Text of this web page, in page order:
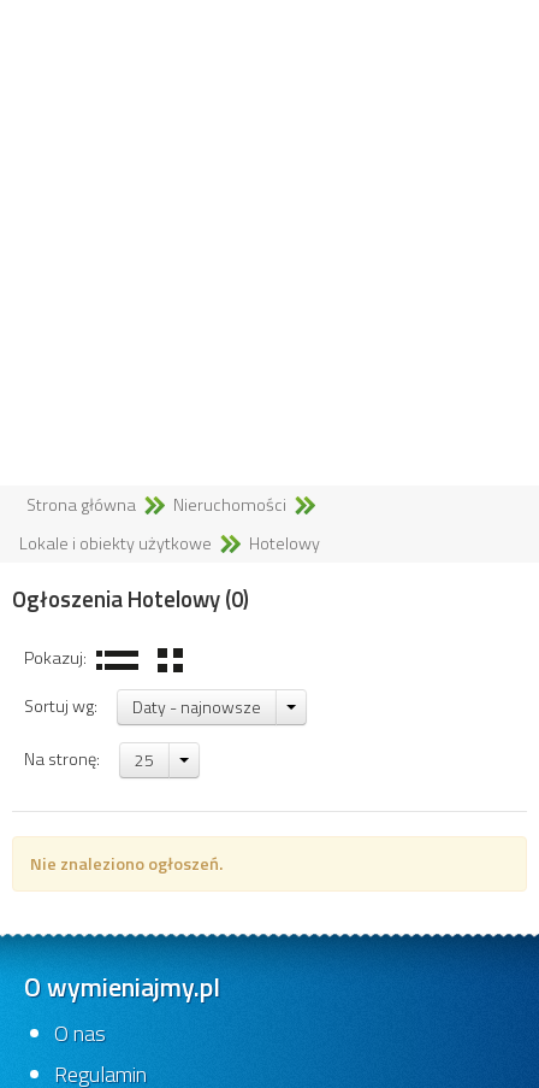
Strona główna
Nieruchomości
Lokale i obiekty użytkowe
Hotelowy
Ogłoszenia Hotelowy(0)
Pokazuj:
Sortuj wg:
Daty - najnowsze
Na stronę: 25
Nie znaleziono ogłoszeń.
O wymieniajmy.pl
O nas
Regulamin